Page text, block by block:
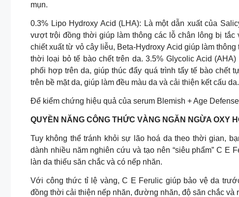
mụn.
0.3% Lipo Hydroxy Acid (LHA): Là một dẫn xuất của
vượt trội đồng thời giúp làm thông các lỗ chân lông bị
chiết xuất từ vỏ cây liễu, Beta-Hydroxy Acid giúp làm
thời loại bỏ tế bào chết trên da. 3.5% Glycolic Acid
phối hợp trên da, giúp thúc đẩy quá trình tẩy tế bào chết
trên bề mặt da, giúp làm đều màu da và cải thiện kết cấu da.
Để kiểm chứng hiệu quả của serum Blemish + Age
QUYỀN NĂNG CÔNG THỨC VÀNG NGĂN NGỪA OXY
Tuy không thể tránh khỏi sự lão hoá da theo thời gian,
dành nhiều năm nghiên cứu và tạo nên “siêu phẩm” C E
làn da thiếu săn chắc và có nếp nhăn.
Với công thức tỉ lệ vàng, C E Ferulic giúp bảo vệ da
đồng thời cải thiện nếp nhăn, đường nhăn, độ săn chắc và